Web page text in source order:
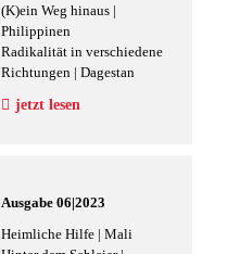
(K)ein Weg hinaus |
Philippinen
Radikalität in verschiedene
Richtungen | Dagestan
jetzt lesen
Ausgabe 06|2023
Heimliche Hilfe | Mali